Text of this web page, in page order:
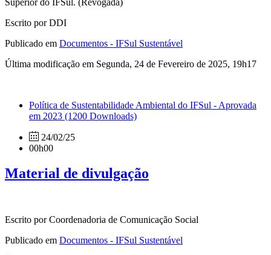
Escrito por DDI
Publicado em Documentos - IFSul Sustentável
Última modificação em Segunda, 24 de Fevereiro de 2025, 19h17
Política de Sustentabilidade Ambiental do IFSul - Aprovada
em 2023 (1200 Downloads)
24/02/25
00h00
Material de divulgação
Escrito por Coordenadoria de Comunicação Social
Publicado em Documentos - IFSul Sustentável